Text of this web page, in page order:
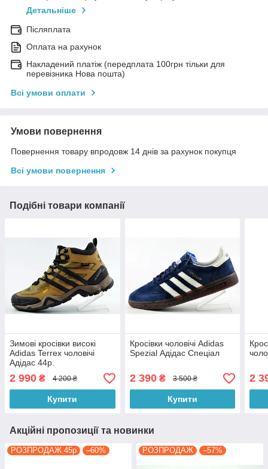
Детальніше
Післяплата
Оплата на рахунок
Накладений платіж (передплата 100грн тільки для
перевізника Нова пошта)
Всі умови оплати
Умови повернення
Повернення товару впродовж 14 днів за рахунок покупця
Всі умови повернення
Подібні товари компанії
Зимові кросівки високі
Adidas Terrex чоловічі
Адідас 44р.
2 990 ₴ 4 200 ₴
Купити
Кросівки чоловічі Adidas
Spezial Адідас Спеціал
2 390₴ 3 500 ₴
Купити
2
Акційні пропозиції та новинки
РОЗПРОДАЖ 45р –60% РОЗПРОДАЖ –57%